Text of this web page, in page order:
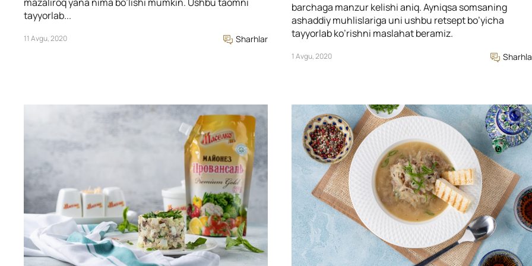
tayyorlab...
11 Avgu, 2020 Sharhlar
barchaga manzur kelishi aniq. Ayniqsa somsaning
ashaddiy muhlislariga uni ushbu retsept bo’yicha
tayyorlab ko’rishni maslahat beramiz.
1 Avgu, 2020